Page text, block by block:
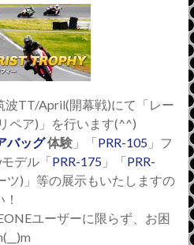
波TT/April(開幕戦)にて「レー
ペア)」を行います(^^)
バッグ体験」「PRR-105」フ
デル「PRR-175」「PRR-
ツ)」等の展示もいたしますの
ユーザーに限らず、お困